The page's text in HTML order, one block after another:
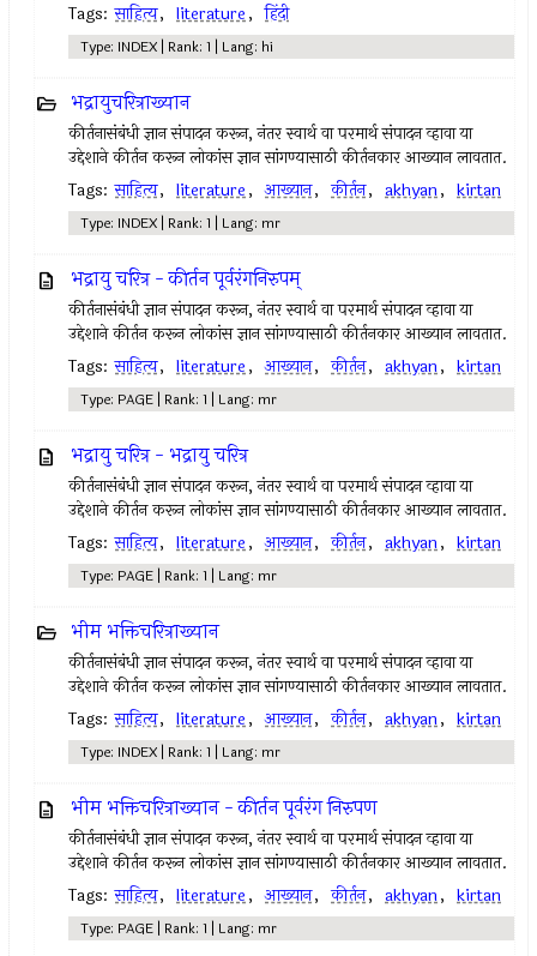
Tags: साहित्य, literature, हिंदी
Type: INDEX | Rank: 1 | Lang: hi
भद्रायुचरित्राख्यान
कीर्तनासंबंधी ज्ञान संपादन करून, नंतर स्वार्थ वा परमार्थ संपादन व्हावा या
उद्देशाने कीर्तन करून लोकांस ज्ञान सांगण्यासाठी कीर्तनकार आख्यान लावतात.
Tags: साहित्य, literature, आख्यान, कीर्तन, akhyan, kirtan
Type: INDEX | Rank: 1 | Lang: mr
भद्रायु चरित्र - कीर्तन पूर्वरंगनिरुपम्
कीर्तनासंबंधी ज्ञान संपादन करून, नंतर स्वार्थ वा परमार्थ संपादन व्हावा या
उद्देशाने कीर्तन करून लोकांस ज्ञान सांगण्यासाठी कीर्तनकार आख्यान लावतात.
Tags: साहित्य, literature, आख्यान, कीर्तन, akhyan, kirtan
Type: PAGE | Rank: 1 | Lang: mr
भद्रायु चरित्र - भद्रायु चरित्र
कीर्तनासंबंधी ज्ञान संपादन करून, नंतर स्वार्थ वा परमार्थ संपादन व्हावा या
उद्देशाने कीर्तन करून लोकांस ज्ञान सांगण्यासाठी कीर्तनकार आख्यान लावतात.
Tags: साहित्य, literature, आख्यान, कीर्तन, akhyan, kirtan
Type: PAGE | Rank: 1 | Lang: mr
भीम भक्तिचरित्राख्यान
कीर्तनासंबंधी ज्ञान संपादन करून, नंतर स्वार्थ वा परमार्थ संपादन व्हावा या
उद्देशाने कीर्तन करून लोकांस ज्ञान सांगण्यासाठी कीर्तनकार आख्यान लावतात.
Tags: साहित्य, literature, आख्यान, कीर्तन, akhyan, kirtan
Type: INDEX | Rank: 1 | Lang: mr
भीम भक्तिचरित्राख्यान - कीर्तन पूर्वरंग निरुपण
कीर्तनासंबंधी ज्ञान संपादन करून, नंतर स्वार्थ वा परमार्थ संपादन व्हावा या
उद्देशाने कीर्तन करून लोकांस ज्ञान सांगण्यासाठी कीर्तनकार आख्यान लावतात.
Tags: साहित्य, literature, आख्यान, कीर्तन, akhyan, kirtan
Type: PAGE | Rank: 1 | Lang: mr